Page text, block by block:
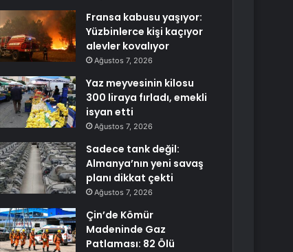
Fransa kabusu yaşıyor:
Yüzbinlerce kişi kaçıyor
alevler kovalıyor
Ağustos 7, 2026
Yaz meyvesinin kilosu
300 liraya fırladı, emekli
isyan etti
Ağustos 7, 2026
Sadece tank değil:
Almanya’nın yeni savaş
planı dikkat çekti
Ağustos 7, 2026
Çin’de Kömür
Madeninde Gaz
Patlaması: 82 Ölü